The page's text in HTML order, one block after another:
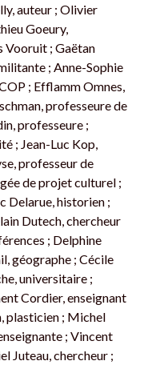
auteur ; Olivier
Goeury,
Vooruit ; Gaëtan
; Anne-Sophie
; Efflamm Omnes,
professeure de
professeure ;
; Jean-Luc Kop,
professeur de
de projet culturel ;
Delarue, historien ;
Dutech, chercheur
; Delphine
géographe ; Cécile
universitaire ;
Cordier, enseignant
plasticien ; Michel
; Vincent
Juteau, chercheur ;